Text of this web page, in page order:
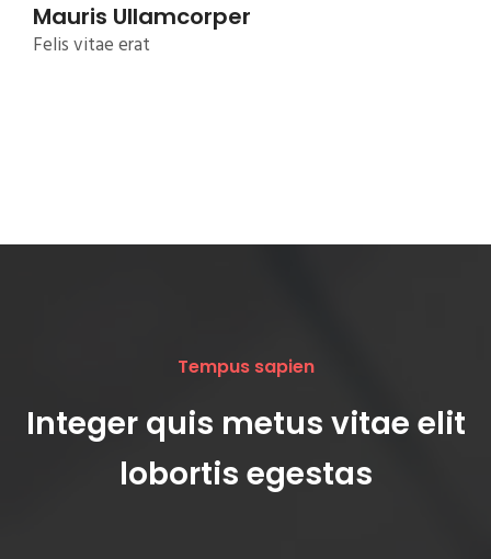
Mauris Ullamcorper
Felis vitae erat
Tempus sapien
Integer quis metus vitae elit
lobortis egestas